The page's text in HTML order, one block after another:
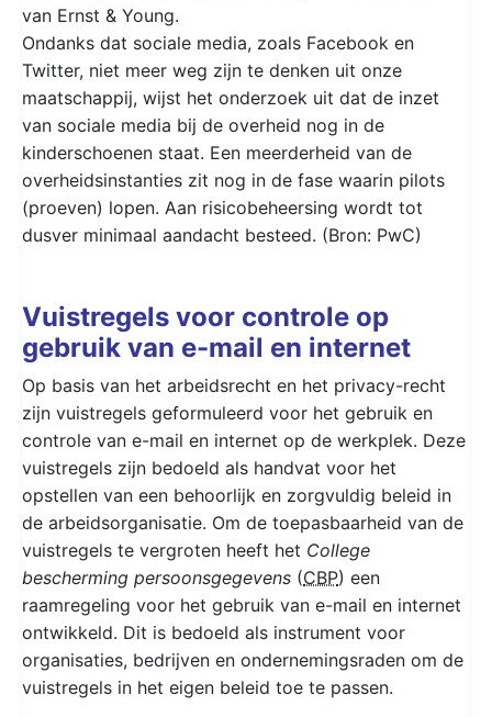
van Ernst & Young.
Ondanks dat sociale media, zoals Facebook en
Twitter, niet meer weg zijn te denken uit onze
maatschappij, wijst het onderzoek uit dat de inzet
van sociale media bij de overheid nog in de
kinderschoenen staat. Een meerderheid van de
overheidsinstanties zit nog in de fase waarin pilots
(proeven) lopen. Aan risicobeheersing wordt tot
dusver minimaal aandacht besteed. (Bron: PwC)
Vuistregels voor controle op
gebruik van e-mail en internet
Op basis van het arbeidsrecht en het privacy-recht
zijn vuistregels geformuleerd voor het gebruik en
controle van e-mail en internet op de werkplek. Deze
vuistregels zijn bedoeld als handvat voor het
opstellen van een behoorlijk en zorgvuldig beleid in
de arbeidsorganisatie. Om de toepasbaarheid van de
vuistregels te vergroten heeft het College
bescherming persoonsgegevens (CBP) een
raamregeling voor het gebruik van e-mail en internet
ontwikkeld. Dit is bedoeld als instrument voor
organisaties, bedrijven en ondernemingsraden om de
vuistregels in het eigen beleid toe te passen.